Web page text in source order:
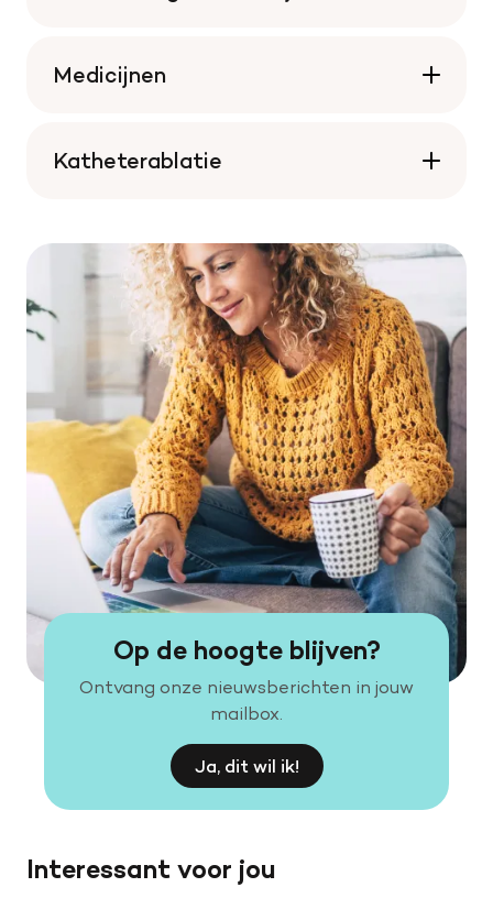
Medicijnen
Katheterablatie
Op de hoogte blijven?
Ontvang onze nieuwsberichten in jouw
mailbox.
Ja, dit wil ik!
Interessant voor jou